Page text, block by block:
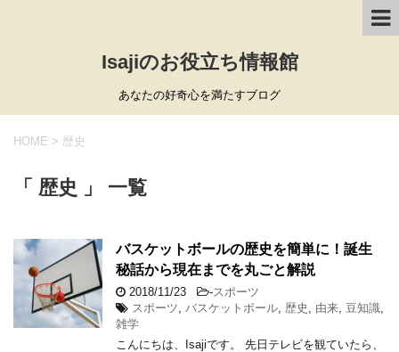
Isajiのお役立ち情報館
あなたの好奇心を満たすブログ
HOME > 歴史
「 歴史 」 一覧
バスケットボールの歴史を簡単に！誕生
秘話から現在までを丸ごと解説
2018/11/23 -スポーツ
スポーツ
バスケットボール 歴史 由来 豆知識
雑学
こんにちは、Isajiです。 先日テレビを観ていたら、